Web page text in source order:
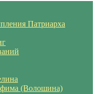
Патриарха
(Волошина)